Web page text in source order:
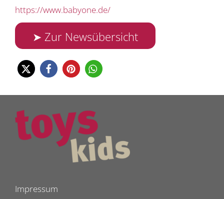
https://www.babyone.de/
➤ Zur Newsübersicht
Impressum